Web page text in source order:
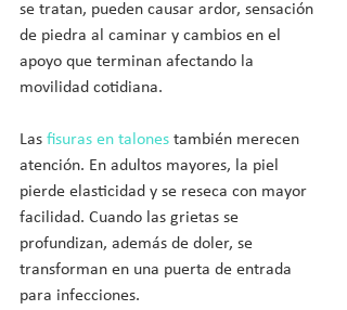
se tratan, pueden causar ardor, sensación
de piedra al caminar y cambios en el
apoyo que terminan afectando la
movilidad cotidiana.
Las fisuras en talones también merecen
atención. En adultos mayores, la piel
pierde elasticidad y se reseca con mayor
facilidad. Cuando las grietas se
profundizan, además de doler, se
transforman en una puerta de entrada
para infecciones.